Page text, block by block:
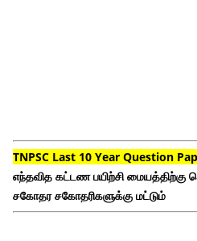
TNPSC Last 10 Year Question
எந்தவித கட்டண பயிற்சி மையத்திற்கு
சகோதர சகோதரிகளுக்கு மட்டும்